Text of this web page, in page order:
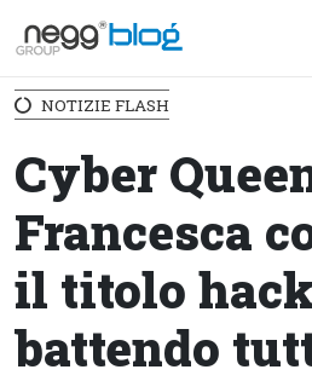
NOTIZIE FLASH
Cyber
Francesca
il titolo
battendo